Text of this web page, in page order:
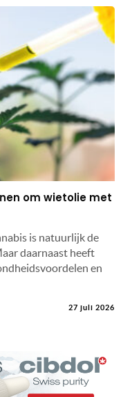
om wietolie met
is natuurlijk de
daarnaast heeft
en
27 juli 2026